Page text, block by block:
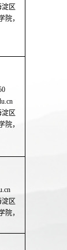
区
院，
区
院，
区
院，